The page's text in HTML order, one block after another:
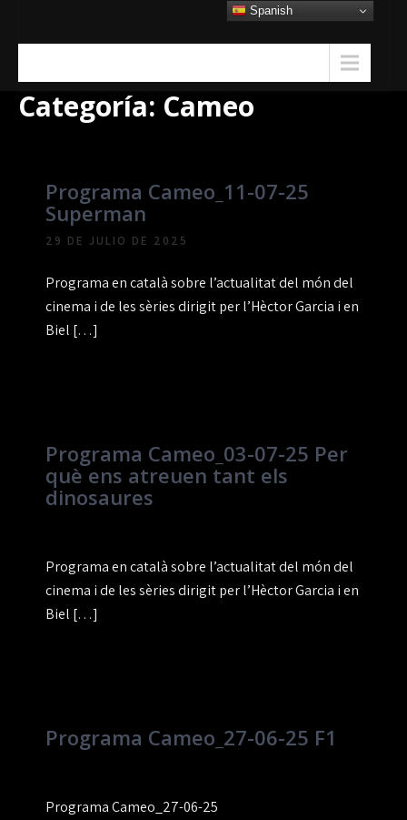
Categoría: Cameo
Programa Cameo_11-07-25
Superman
29 DE JULIO DE 2025
Programa en català sobre l’actualitat del món del
cinema i de les sèries dirigit per l’Hèctor Garcia i en
Biel […]
Programa Cameo_03-07-25 Per
què ens atreuen tant els
dinosaures
Programa en català sobre l’actualitat del món del
cinema i de les sèries dirigit per l’Hèctor Garcia i en
Biel […]
Programa Cameo_27-06-25 F1
Programa Cameo_27-06-25
Spanish